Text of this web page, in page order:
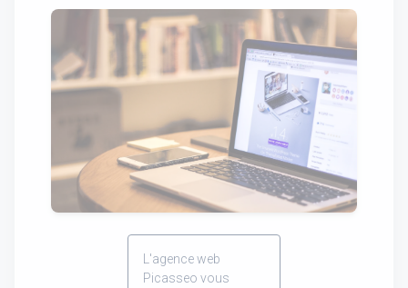
L'agence web
Picasseo vous